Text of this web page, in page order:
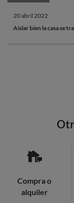
20 abril 2022
Aislar bien la casa se
Compra o
alquiler